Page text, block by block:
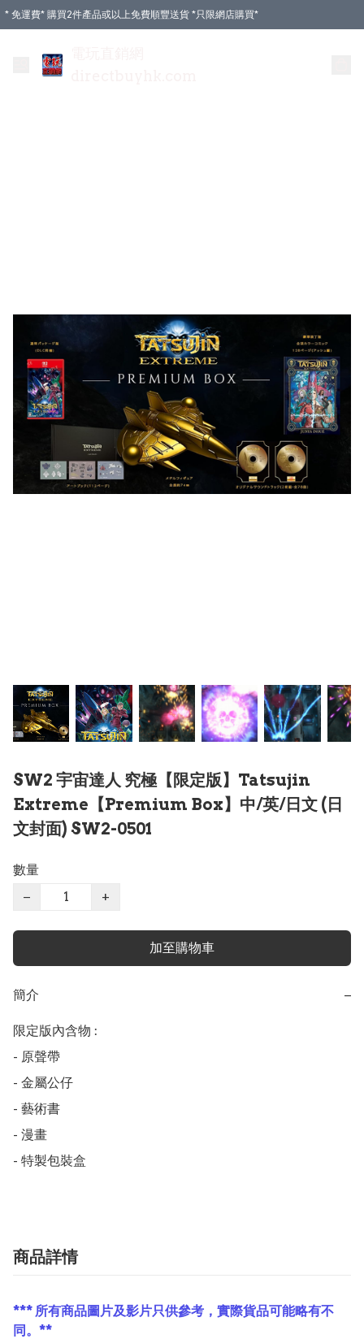
* 免運費* 購買2件產品或以上免費順豐送貨 *只限網店購買*
SW2 宇宙達人 究極【限定版】Tatsujin
Extreme【Premium Box】中/英/日文 (日
文封面) SW2-0501
數量
−
+
加至購物車
簡介 −
限定版內含物 :
- 原聲帶
- 金屬公仔
- 藝術書
- 漫畫
商品詳情
*** 所有商品圖片及影片只供參考，實際貨品可能略有不
同。**